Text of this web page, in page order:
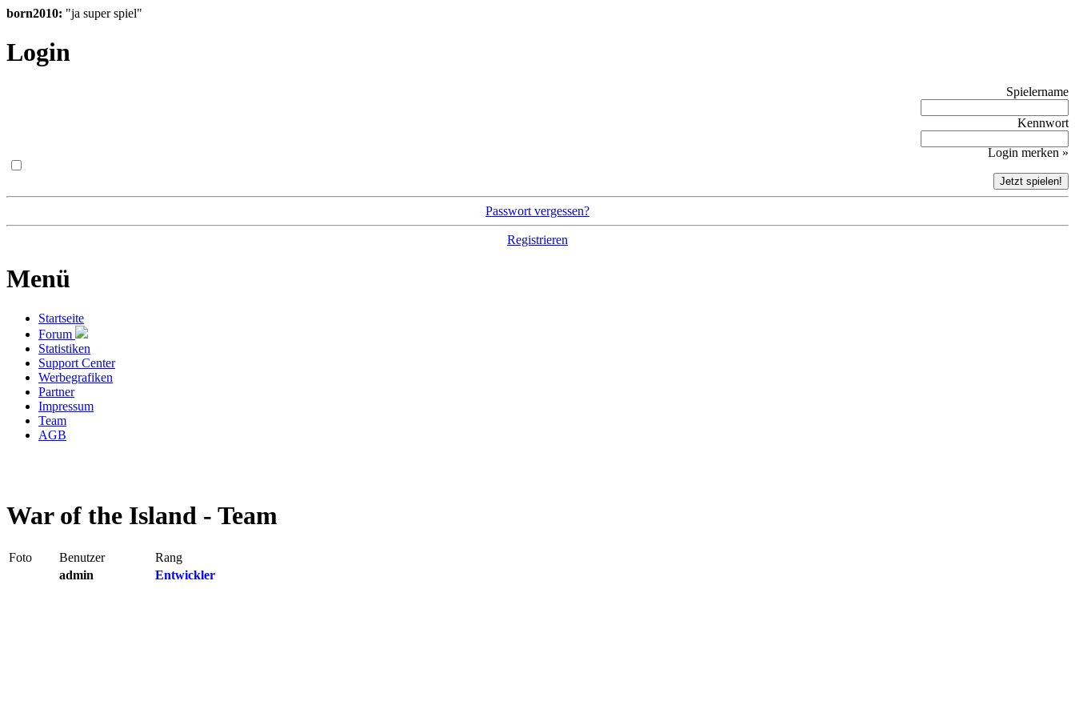
born2010: "ja super spiel"
Login
Spielername
Kennwort
Login merken »
Passwort vergessen?
Registrieren
Menü
Startseite
Forum
Statistiken
Support Center
Werbegrafiken
Partner
Impressum
Team
AGB
War of the Island - Team
Foto Benutzer
Rang
admin
Entwickler